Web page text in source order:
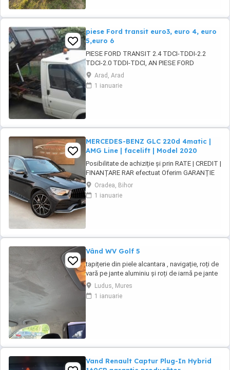
piese Ford transit euro3, euro 4, euro
5,euro 6
PIESE FORD TRANSIT 2.4 TDCI-TDDI-2.2
TDCI-2.0 TDDI-TDCI, AN PIESE FORD
TRANSIT EURO 3-4 SI 5 si 6, MOTOR
2.4TDCI-TDDI-2.2 TDCI-2.0 TDCI-TDDI, CUTIE
5 SI 6 VITEZE,CHIULOASE,GRUPURI PUNTE
Arad, Arad
1 ianuarie
MERCEDES-BENZ GLC 220d 4matic |
AMG Line | facelift | Model 2020
Posibilitate de achiziție și prin RATE | CREDIT |
FINANȚARE RAR efectuat Oferim GARANȚIE
12 luni sau 10.000 km MERCEDES-BENZ GLC
220d 4MATIC AMG Line | facelift | Model 2020
Motor - 2.0 diesel 194cp. Euro 6 | 4Matic ( 4x4
Oradea, Bihor
1 ianuarie
Vând WV Golf 5
tapițerie din piele alcantara , navigație, roți de
vară pe jante aluminiu și roți de iarnă pe jante
tablă, navigație, geamuri fumurii spate .
Ludus, Mures
1 ianuarie
Vand Renault Captur Plug-In Hybrid